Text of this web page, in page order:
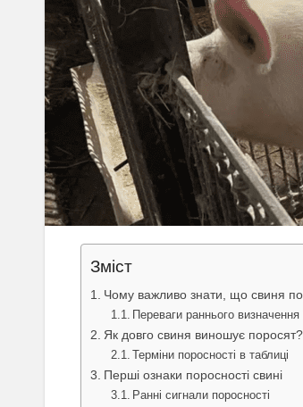
Зміст
Чому важливо знати, що свиня
Переваги раннього визначення
Як довго свиня виношує поросят?
Терміни поросності в таблиці
Перші ознаки поросності свині
Ранні сигнали поросності